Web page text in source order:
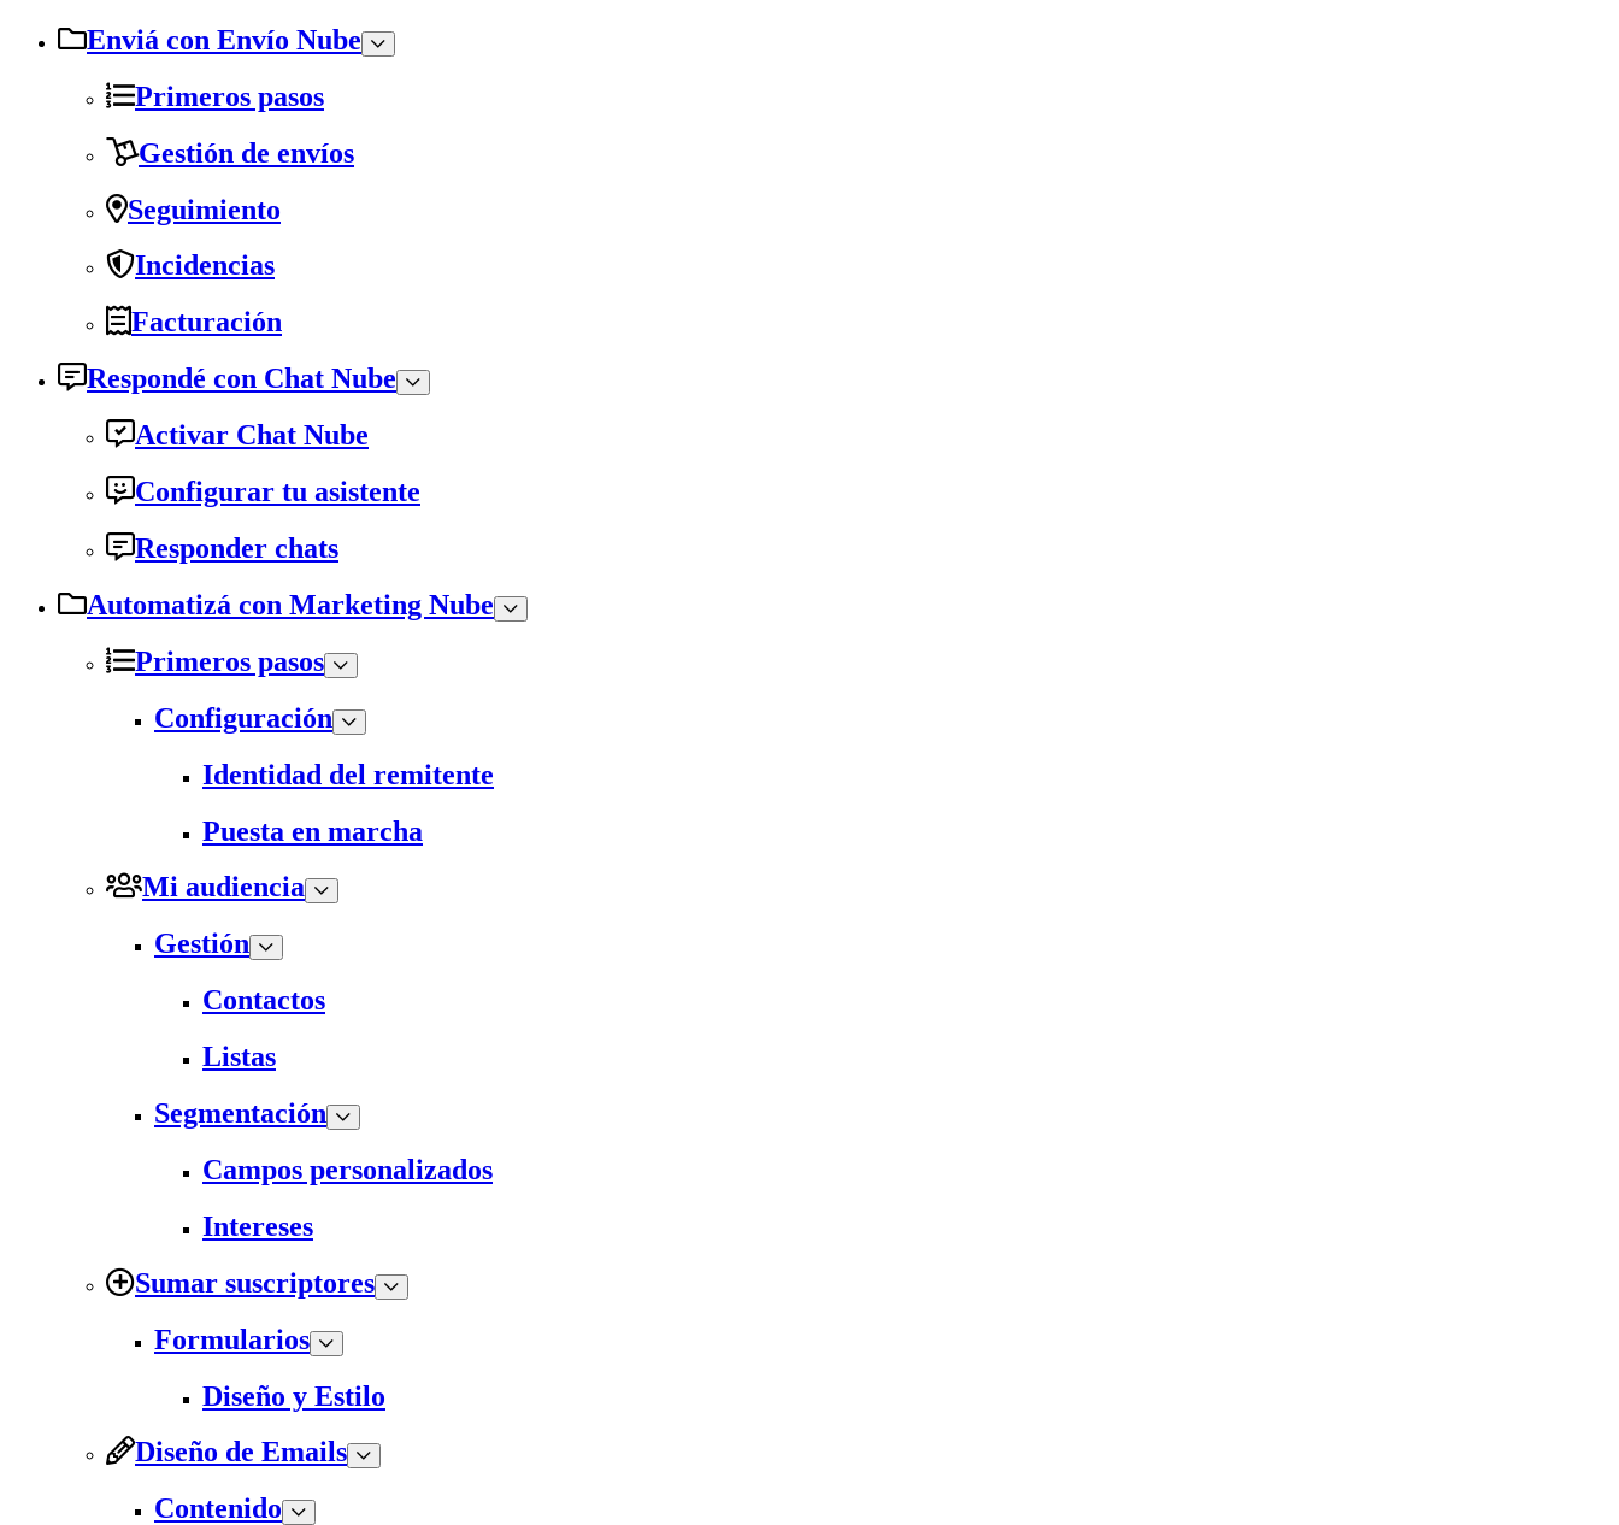
Enviá con Envío Nube
Primeros pasos
Gestión de envíos
Seguimiento
Incidencias
Facturación
Respondé con Chat Nube
Activar Chat Nube
Configurar tu asistente
Responder chats
Automatizá con Marketing Nube
Primeros pasos
Configuración
Identidad del remitente
Puesta en marcha
Mi audiencia
Gestión
Contactos
Listas
Segmentación
Campos personalizados
Intereses
Sumar suscriptores
Formularios
Diseño y Estilo
Diseño de Emails
Contenido